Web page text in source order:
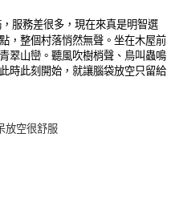
服務差很多，現在來真是明智選
，整個村落悄然無聲。坐在木屋前
翠山巒。聽風吹樹梢聲、鳥叫蟲鳴
此時此刻開始，就讓腦袋放空只留給
放空很舒服